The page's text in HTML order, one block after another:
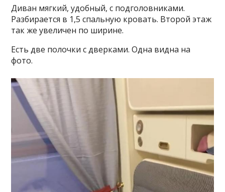
Диван мягкий, удобный, с подголовниками.
Разбирается в 1,5 спальную кровать. Второй этаж
так же увеличен по ширине.
Есть две полочки с дверками. Одна видна на
фото.